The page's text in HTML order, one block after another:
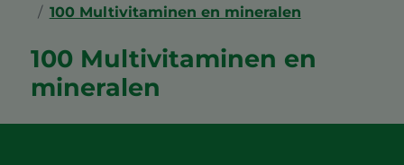
100 Multivitaminen en mineralen
100 Multivitaminen en
mineralen